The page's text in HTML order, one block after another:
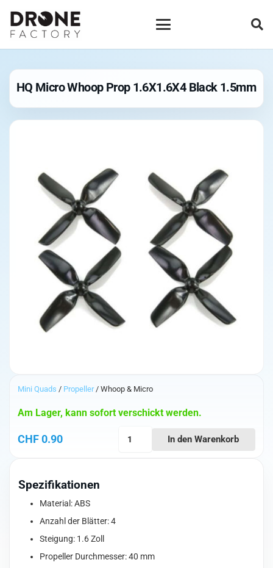
HQ Micro Whoop Prop 1.6X1.6X4 Black 1.5mm
Mini Quads / Propeller/ Whoop & Micro
CHF0.90
Am Lager, kann sofort verschickt werden.
In den Warenkorb
Spezifikationen
Material: ABS
Anzahl der Blätter: 4
Steigung: 1.6 Zoll
Propeller Durchmesser: 40 mm